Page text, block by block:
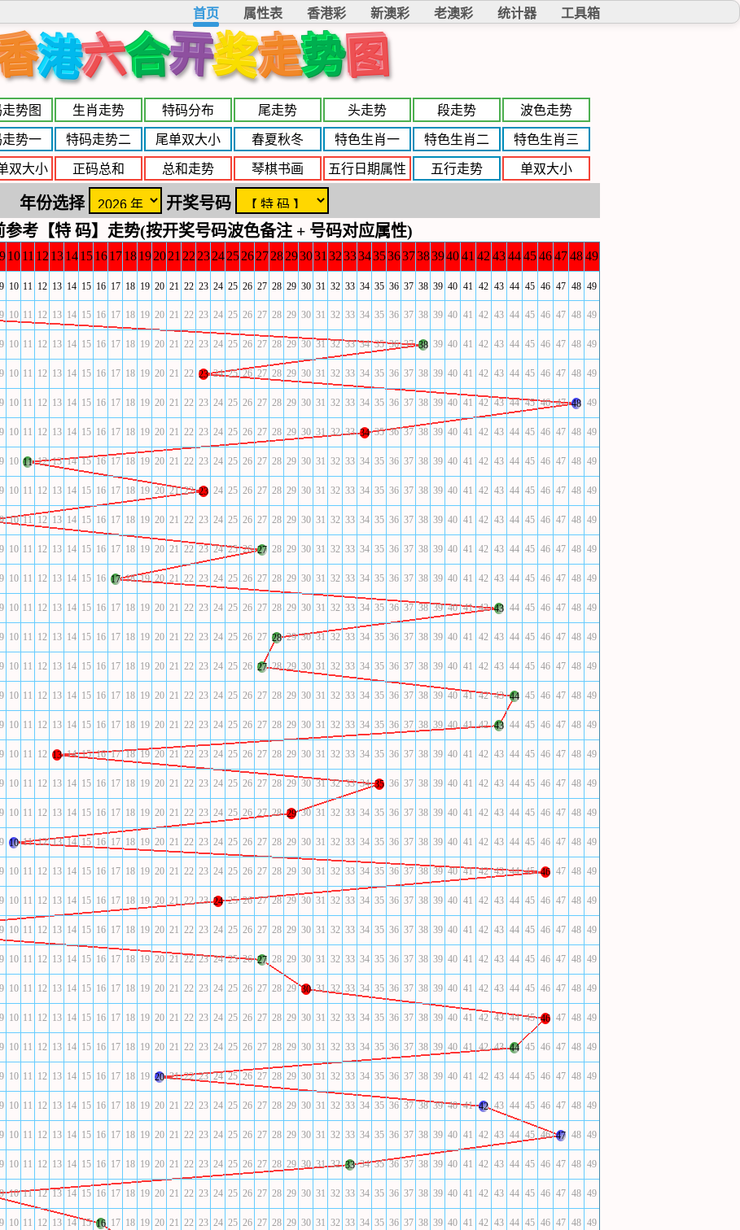
首页 属性表 香港彩 新澳彩 老澳彩 统计器 工具箱
港六合开奖走势图
势图 生肖走势 特码分布 尾走势 头走势 段走势 波色走势
势一 特码走势二 尾单双大小 春夏秋冬 特色生肖一 特色生肖二 特色生肖三
双大小 正码总和 总和走势 琴棋书画 五行日期属性 五行走势 单双大小
年份选择
开奖号码
参考【特 码】走势(按开奖号码波色备注 + 号码对应属性)
10 11 12 13 14 15 16 17 18 19 20 21 22 23 24 25 26 27 28 293031 32333435363738394041 42 43444546474849
10 11 12 13 14 15 16 17 18 19 20 21 22 23 24 25 26 27 28 29 30 31 32 33 34 35 36 37 38 39 40 41 42 43 44 45 46 47 48 49
10 11 12 13 14 15 16 17 18 19 20 21 22 23 24 25 26 27 28 29 30 31 32 33 34 35 36 37 38 39 40 41 42 43 44 45 46 47 48 49
10 11 12 13 14 15 16 17 18 19 20 21 22 23 24 25 26 27 28 29 30 31 32 33 34 35 36 37 38 39 40 41 42 43 44 45 46 47 48 49
10 11 12 13 14 15 16 17 18 19 20 21 22 23 24 25 26 27 28 29 30 31 32 33 34 35 36 37 38 39 40 41 42 43 44 45 46 47 48 49
10 11 12 13 14 15 16 17 18 19 20 21 22 23 24 25 26 27 28 29 30 31 32 33 34 35 36 37 38 39 40 41 42 43 44 45 46 47 48 49
10 11 12 13 14 15 16 17 18 19 20 21 22 23 24 25 26 27 28 29 30 31 32 33 34 35 36 37 38 39 40 41 42 43 44 45 46 47 48 49
10 11 12 13 14 15 16 17 18 19 20 21 22 23 24 25 26 27 28 29 30 31 32 33 34 35 36 37 38 39 40 41 42 43 44 45 46 47 48 49
10 11 12 13 14 15 16 17 18 19 20 21 22 23 24 25 26 27 28 29 30 31 32 33 34 35 36 37 38 39 40 41 42 43 44 45 46 47 48 49
10 11 12 13 14 15 16 17 18 19 20 21 22 23 24 25 26 27 28 29 30 31 32 33 34 35 36 37 38 39 40 41 42 43 44 45 46 47 48 49
10 11 12 13 14 15 16 17 18 19 20 21 22 23 24 25 26 27 28 29 30 31 32 33 34 35 36 37 38 39 40 41 42 43 44 45 46 47 48 49
10 11 12 13 14 15 16 17 18 19 20 21 22 23 24 25 26 27 28 29 30 31 32 33 34 35 36 37 38 39 40 41 42 43 44 45 46 47 48 49
10 11 12 13 14 15 16 17 18 19 20 21 22 23 24 25 26 27 28 29 30 31 32 33 34 35 36 37 38 39 40 41 42 43 44 45 46 47 48 49
10 11 12 13 14 15 16 17 18 19 20 21 22 23 24 25 26 27 28 29 30 31 32 33 34 35 36 37 38 39 40 41 42 43 44 45 46 47 48 49
10 11 12 13 14 15 16 17 18 19 20 21 22 23 24 25 26 27 28 29 30 31 32 33 34 35 36 37 38 39 40 41 42 43 44 45 46 47 48 49
10 11 12 13 14 15 16 17 18 19 20 21 22 23 24 25 26 27 28 29 30 31 32 33 34 35 36 37 38 39 40 41 42 43 44 45 46 47 48 49
10 11 12 13 14 15 16 17 18 19 20 21 22 23 24 25 26 27 28 29 30 31 32 33 34 35 36 37 38 39 40 41 42 43 44 45 46 47 48 49
10 11 12 13 14 15 16 17 18 19 20 21 22 23 24 25 26 27 28 29 30 31 32 33 34 35 36 37 38 39 40 41 42 43 44 45 46 47 48 49
10 11 12 13 14 15 16 17 18 19 20 21 22 23 24 25 26 27 28 29 30 31 32 33 34 35 36 37 38 39 40 41 42 43 44 45 46 47 48 49
10 11 12 13 14 15 16 17 18 19 20 21 22 23 24 25 26 27 28 29 30 31 32 33 34 35 36 37 38 39 40 41 42 43 44 45 46 47 48 49
10 11 12 13 14 15 16 17 18 19 20 21 22 23 24 25 26 27 28 29 30 31 32 33 34 35 36 37 38 39 40 41 42 43 44 45 46 47 48 49
10 11 12 13 14 15 16 17 18 19 20 21 22 23 24 25 26 27 28 29 30 31 32 33 34 35 36 37 38 39 40 41 42 43 44 45 46 47 48 49
10 11 12 13 14 15 16 17 18 19 20 21 22 23 24 25 26 27 28 29 30 31 32 33 34 35 36 37 38 39 40 41 42 43 44 45 46 47 48 49
10 11 12 13 14 15 16 17 18 19 20 21 22 23 24 25 26 27 28 29 30 31 32 33 34 35 36 37 38 39 40 41 42 43 44 45 46 47 48 49
10 11 12 13 14 15 16 17 18 19 20 21 22 23 24 25 26 27 28 29 30 31 32 33 34 35 36 37 38 39 40 41 42 43 44 45 46 47 48 49
10 11 12 13 14 15 16 17 18 19 20 21 22 23 24 25 26 27 28 29 30 31 32 33 34 35 36 37 38 39 40 41 42 43 44 45 46 47 48 49
10 11 12 13 14 15 16 17 18 19 20 21 22 23 24 25 26 27 28 29 30 31 32 33 34 35 36 37 38 39 40 41 42 43 44 45 46 47 48 49
10 11 12 13 14 15 16 17 18 19 20 21 22 23 24 25 26 27 28 29 30 31 32 33 34 35 36 37 38 39 40 41 42 43 44 45 46 47 48 49
10 11 12 13 14 15 16 17 18 19 20 21 22 23 24 25 26 27 28 29 30 31 32 33 34 35 36 37 38 39 40 41 42 43 44 45 46 47 48 49
10 11 12 13 14 15 16 17 18 19 20 21 22 23 24 25 26 27 28 29 30 31 32 33 34 35 36 37 38 39 40 41 42 43 44 45 46 47 48 49
10 11 12 13 14 15 16 17 18 19 20 21 22 23 24 25 26 27 28 29 30 31 32 33 34 35 36 37 38 39 40 41 42 43 44 45 46 47 48 49
10 11 12 13 14 15 16 17 18 19 20 21 22 23 24 25 26 27 28 29 30 31 32 33 34 35 36 37 38 39 40 41 42 43 44 45 46 47 48 49
10 11 12 13 14 15 16 17 18 19 20 21 22 23 24 25 26 27 28 29 30 31 32 33 34 35 36 37 38 39 40 41 42 43 44 45 46 47 48 49
10 11 12 13 14 15 16 17 18 19 20 21 22 23 24 25 26 27 28 29 30 31 32 33 34 35 36 37 38 39 40 41 42 43 44 45 46 47 48 49